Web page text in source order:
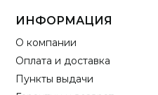
ИНФОРМАЦИЯ
О компании
Оплата и доставка
Пункты выдачи